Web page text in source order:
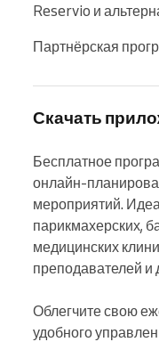
Reservio и
Партнёрская
Скачать
Бесплатное
онлайн-
мероприятий.
парикмахерских,
медицинских
преподавателей и
Облегчите свою
удобного